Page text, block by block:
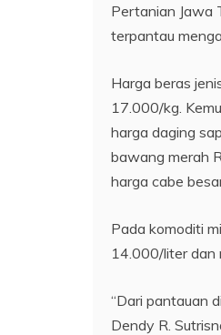
Pertanian Jawa
terpantau
Harga beras
17.000/kg.
harga daging
bawang merah
harga cabe
Pada komoditi
14.000/liter dan
“Dari pantauan
Dendy R.